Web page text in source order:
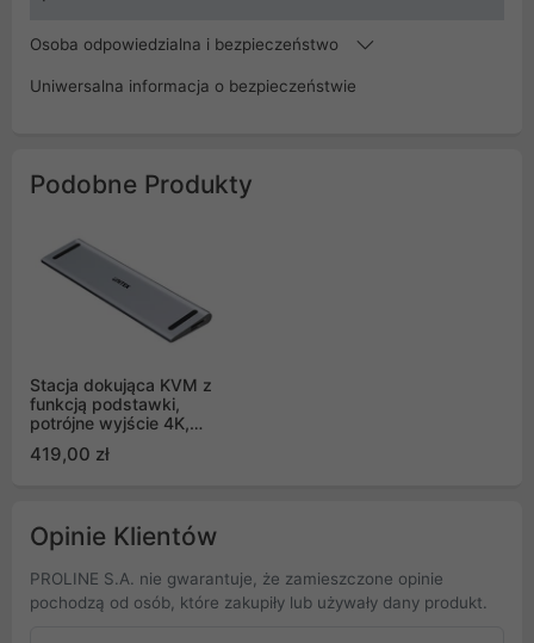
Osoba odpowiedzialna i bezpieczeństwo
Uniwersalna informacja o bezpieczeństwie
Podobne Produkty
Stacja dokująca KVM z
funkcją podstawki,
potrójne wyjście 4K,
Unitek
419,00 zł
Opinie Klientów
PROLINE S.A. nie gwarantuje, że zamieszczone opinie
pochodzą od osób, które zakupiły lub używały dany produkt.